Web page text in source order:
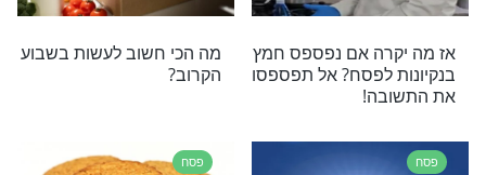
חודש ניסן - דיני פסח שחל במוצאי שבת